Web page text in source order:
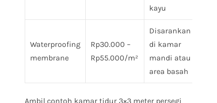
kayu
Waterproofing
membrane
Rp30.000 –
Rp55.000/m²
Disarankan
di kamar
mandi atau
area basah
Ambil contoh kamar tidur 3×3 meter persegi